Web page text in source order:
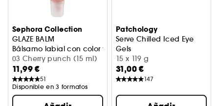
Sephora Collection
GLAZE BALM
Bálsamo labial con color y brillo glossy
03 Cherry punch (15 ml)
11,99 €
51
Disponible en 3 formatos
Patchology
Serve Chilled Iced Eye
Gels
Parches Refrescantes Para
15 x 119 g
31,00 €
147